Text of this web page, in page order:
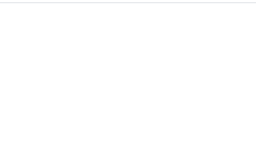
se vám bude účtována první noc